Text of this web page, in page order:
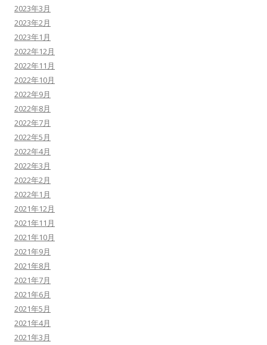
2023年3月
2023年2月
2023年1月
2022年12月
2022年11月
2022年10月
2022年9月
2022年8月
2022年7月
2022年5月
2022年4月
2022年3月
2022年2月
2022年1月
2021年12月
2021年11月
2021年10月
2021年9月
2021年8月
2021年7月
2021年6月
2021年5月
2021年4月
2021年3月